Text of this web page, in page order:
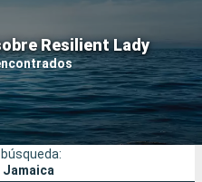
Resilient Lady
Compañías
Buscar
Jamaica